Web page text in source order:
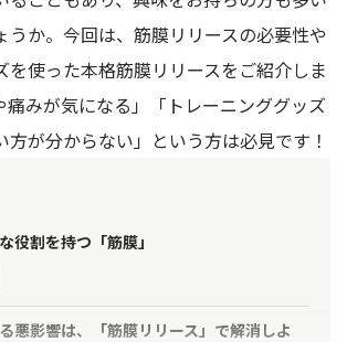
うか。今回は、筋膜リリースの必要性や
を使った本格筋膜リリースをご紹介しま
痛みが気になる」「トレーニンググッズ
方が分からない」という方は必見です！
役割を持つ「筋膜」
悪影響は、「筋膜リリース」で解消しよ